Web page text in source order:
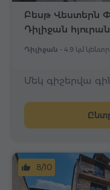
Բեսթ Վեստերն
Դիլիջան
Դիլիջան - 4.9 կմ
Մեկ գիշերվա
8/10